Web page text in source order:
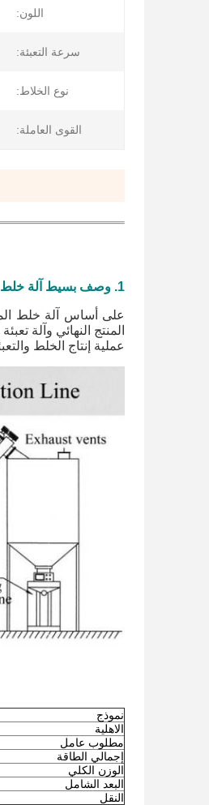
اللون:
سرعة التعبئة:
نوع الخلاط:
القوى العاملة:
1. وصف بسيط آلة
عملية إنتاج الخلط
نموذج
الاهلية
مطلوب عامل
إجمالي الطاقة
الوزن الكلي
البعد الشامل
النقل